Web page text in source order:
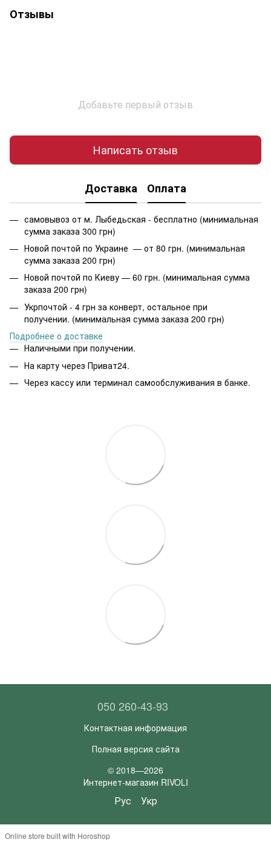
Отзывы
Добавьте первый отзыв
Написать отзыв
Доставка Оплата
самовывоз от м. Лыбедьская - бесплатно (минимальная
сумма заказа 300 грн)
Новой почтой по Украине — от 80 грн. (минимальная
сумма заказа 200 грн)
Новой почтой по Киеву — 60 грн. (минимальная сумма
заказа 200 грн)
Укрпочтой - 4 грн за конверт, остальное при
получении. (минимальная сумма заказа 200 грн)
Подробнее о доставке
Наличными при получении.
На карту через Приват24.
Через кассу или терминал самообслуживания в банке.
050 260-43-93
Контактная информация
Полная версия сайта
© 2018—2026
Интернет-магазин RIVOLI
Рус Укр
Online store built with Horoshop